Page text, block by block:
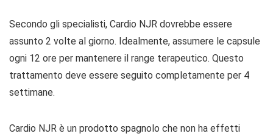
Secondo gli specialisti, Cardio NJR dovrebbe essere
assunto 2 volte al giorno. Idealmente, assumere le capsule
ogni 12 ore per mantenere il range terapeutico. Questo
trattamento deve essere seguito completamente per 4
settimane.
Cardio NJR è un prodotto spagnolo che non ha effetti